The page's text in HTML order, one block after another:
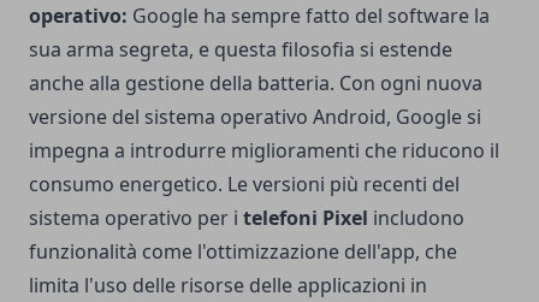
operativo: Google ha sempre fatto del software la
sua arma segreta, e questa filosofia si estende
anche alla gestione della batteria. Con ogni nuova
versione del sistema operativo Android, Google si
impegna a introdurre miglioramenti che riducono il
consumo energetico. Le versioni più recenti del
sistema operativo per i telefoni Pixel includono
funzionalità come l'ottimizzazione dell'app, che
limita l'uso delle risorse delle applicazioni in